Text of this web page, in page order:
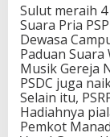
Sulut meraih
Suara Pria
Dewasa
Paduan
Musik Gereja
PSDC juga
Selain itu,
Hadiahnya
Pemkot